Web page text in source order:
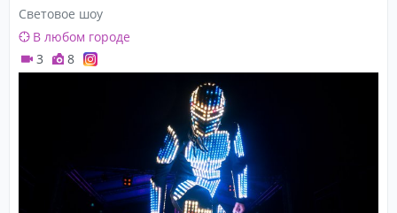
Световое шоу
В любом городе
3
8